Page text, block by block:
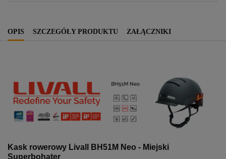
OPIS SZCZEGÓŁY PRODUKTU ZAŁĄCZNIKI
Kask rowerowy Livall BH51M Neo - Miejski
Superbohater